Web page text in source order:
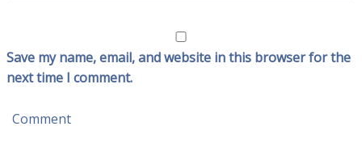
Save my name, email, and website in this browser for the
next time I comment.
Comment